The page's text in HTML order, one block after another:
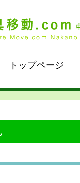
トップページ